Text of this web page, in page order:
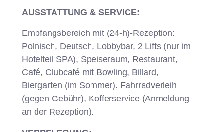
AUSSTATTUNG & SERVICE:
Empfangsbereich mit (24-h)-Rezeption:
Polnisch, Deutsch, Lobbybar, 2 Lifts (nur im
Hotelteil SPA), Speiseraum, Restaurant,
Café, Clubcafé mit Bowling, Billard,
Biergarten (im Sommer). Fahrradverleih
(gegen Gebühr), Kofferservice (Anmeldung
an der Rezeption),